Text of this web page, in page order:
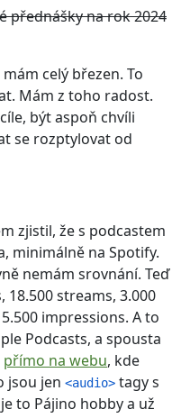
přednášky na rok 2024
celý březen. To
Mám z toho radost.
být aspoň chvíli
se rozptylovat od
zjistil, že s podcastem
minimálně na Spotify.
nemám srovnání. Teď
18.500 streams, 3.000
impressions. A to
Podcasts, a spousta
přímo na webu, kde
jsou jen <audio> tagy s
to Pájino hobby a už